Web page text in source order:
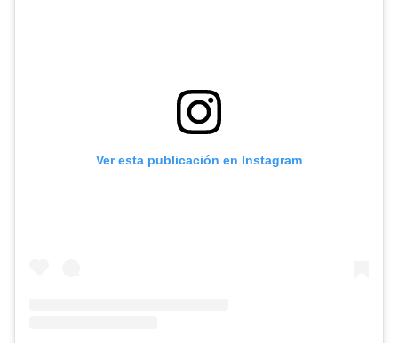
Ver esta publicación en Instagram